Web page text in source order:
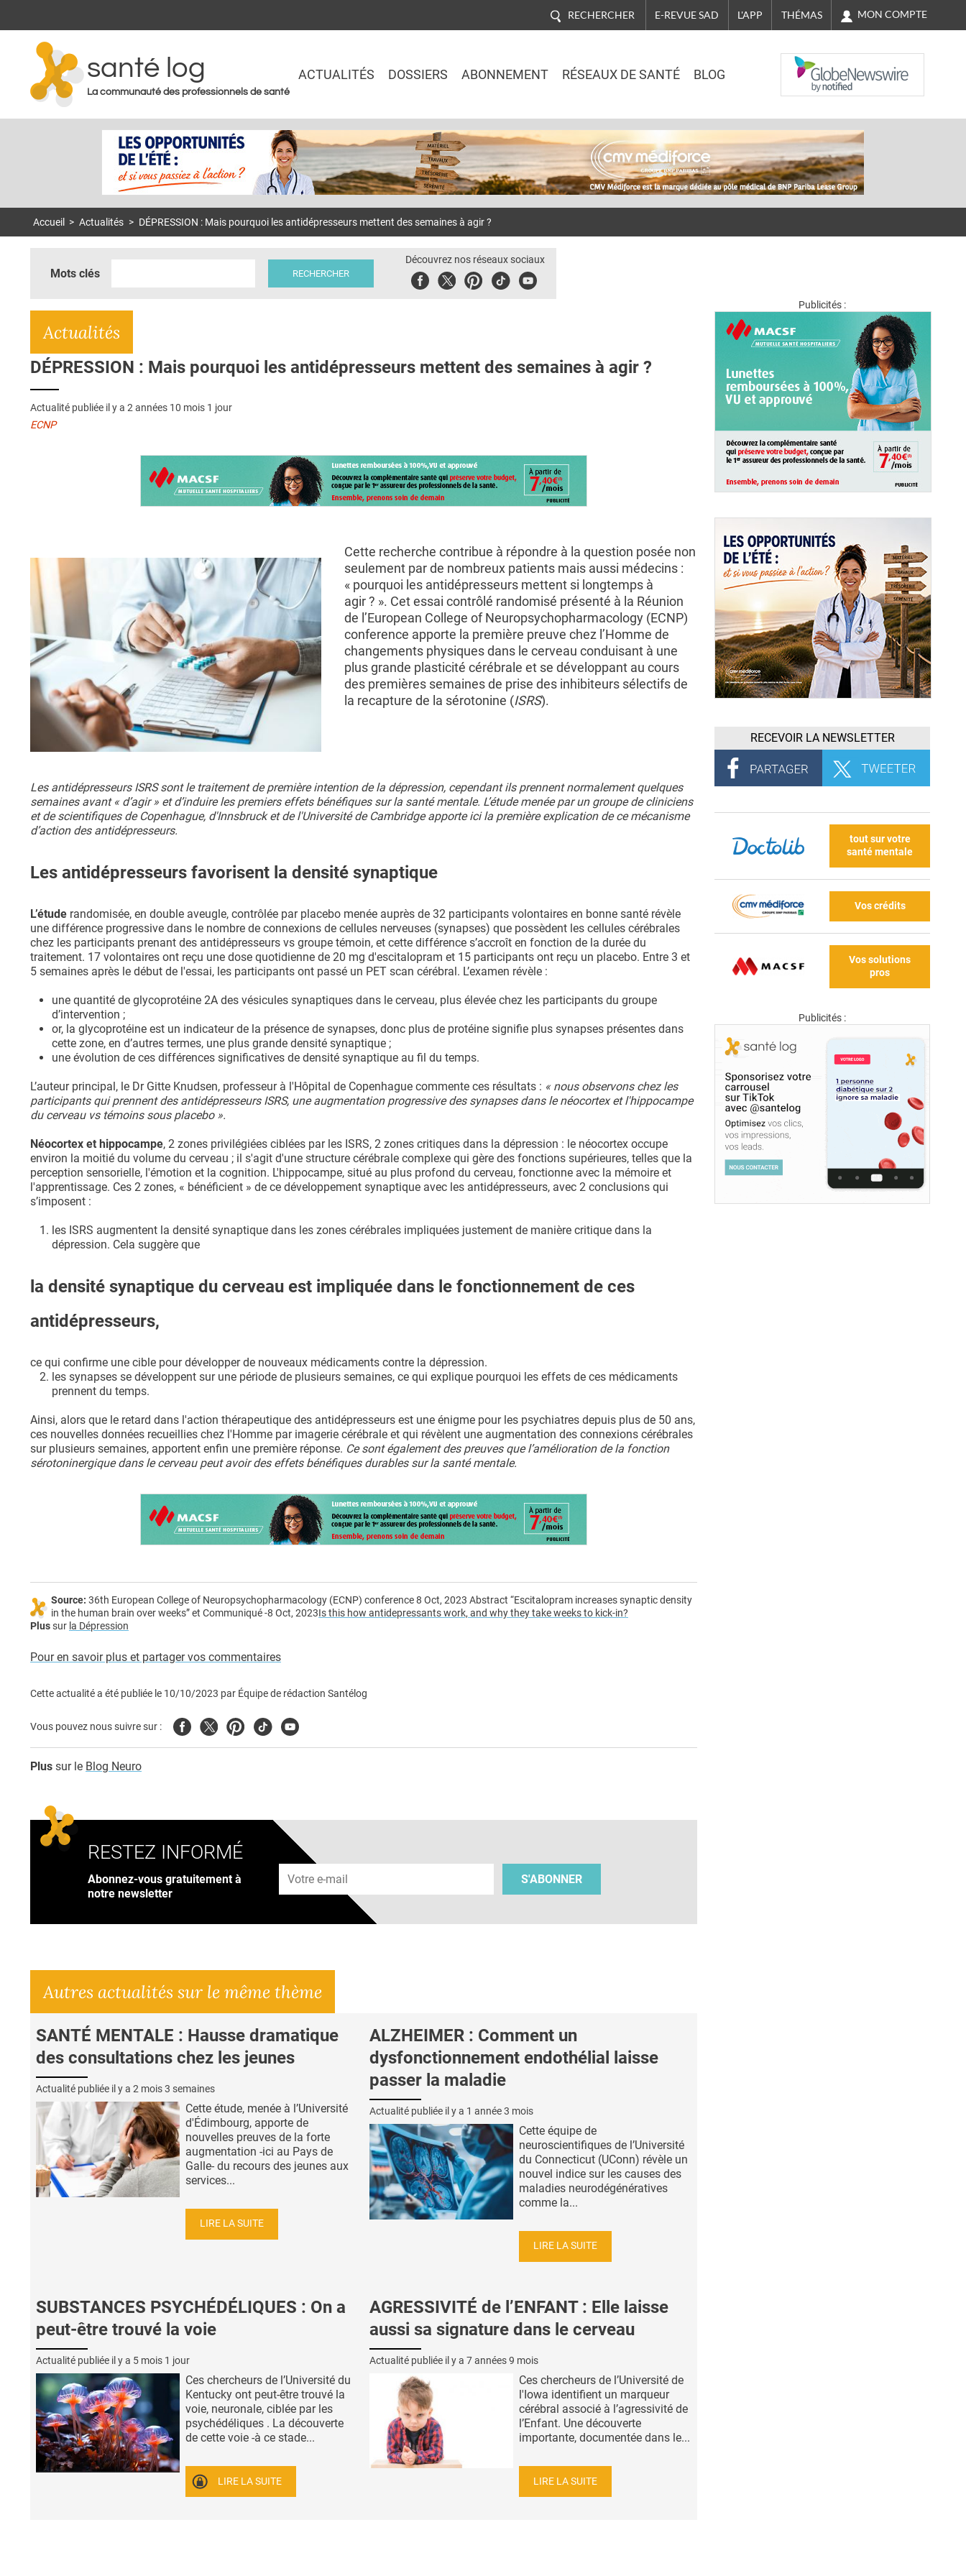
RECHERCHER E-REVUE SAD L'APP THÉMAS MON COMPTE
santé log
La communauté des professionnels de santé
ACTUALITÉS DOSSIERS ABONNEMENT RÉSEAUX DE SANTÉ BLOG
NASDAQ
Accueil > Actualités > DÉPRESSION : Mais pourquoi les antidépresseurs mettent des semaines à agir ?
Mots clés
Découvrez nos réseaux sociaux
FacebookTwitterPinterest
TiktokYoubute
Actualités
DÉPRESSION : Mais pourquoi les antidépresseurs mettent des semaines à agir ?
Actualité publiée il y a 2 années 10 mois 1 jour
ECNP
Cette recherche contribue à répondre à la question posée non
seulement par de nombreux patients mais aussi médecins :
« pourquoi les antidépresseurs mettent si longtemps à
agir ? ». Cet essai contrôlé randomisé présenté à la Réunion
de l’European College of Neuropsychopharmacology (ECNP)
conference apporte la première preuve chez l’Homme de
changements physiques dans le cerveau conduisant à une
plus grande plasticité cérébrale et se développant au cours
des premières semaines de prise des inhibiteurs sélectifs de
la recapture de la sérotonine (ISRS).
Les antidépresseurs ISRS sont le traitement de première intention de la dépression, cependant ils prennent normalement quelques
semaines avant « d’agir » et d’induire les premiers effets bénéfiques sur la santé mentale. L’étude menée par un groupe de cliniciens
et de scientifiques de Copenhague, d'Innsbruck et de l'Université de Cambridge apporte ici la première explication de ce mécanisme
d’action des antidépresseurs.
Les antidépresseurs favorisent la densité synaptique
L’étude randomisée, en double aveugle, contrôlée par placebo menée auprès de 32 participants volontaires en bonne santé révèle
une différence progressive dans le nombre de connexions de cellules nerveuses (synapses) que possèdent les cellules cérébrales
chez les participants prenant des antidépresseurs vs groupe témoin, et cette différence s’accroît en fonction de la durée du
traitement. 17 volontaires ont reçu une dose quotidienne de 20 mg d'escitalopram et 15 participants ont reçu un placebo. Entre 3 et
5 semaines après le début de l'essai, les participants ont passé un PET scan cérébral. L’examen révèle :
une quantité de glycoprotéine 2A des vésicules synaptiques dans le cerveau, plus élevée chez les participants du groupe
d’intervention ;
or, la glycoprotéine est un indicateur de la présence de synapses, donc plus de protéine signifie plus synapses présentes dans
cette zone, en d’autres termes, une plus grande densité synaptique ;
une évolution de ces différences significatives de densité synaptique au fil du temps.
L’auteur principal, le Dr Gitte Knudsen, professeur à l'Hôpital de Copenhague commente ces résultats : « nous observons chez les
participants qui prennent des antidépresseurs ISRS, une augmentation progressive des synapses dans le néocortex et l'hippocampe
du cerveau vs témoins sous placebo ».
Néocortex et hippocampe, 2 zones privilégiées ciblées par les ISRS, 2 zones critiques dans la dépression : le néocortex occupe
environ la moitié du volume du cerveau ; il s'agit d'une structure cérébrale complexe qui gère des fonctions supérieures, telles que la
perception sensorielle, l'émotion et la cognition. L'hippocampe, situé au plus profond du cerveau, fonctionne avec la mémoire et
l'apprentissage. Ces 2 zones, « bénéficient » de ce développement synaptique avec les antidépresseurs, avec 2 conclusions qui
s’imposent :
les ISRS augmentent la densité synaptique dans les zones cérébrales impliquées justement de manière critique dans la
dépression. Cela suggère que
la densité synaptique du cerveau est impliquée dans le fonctionnement de ces
antidépresseurs,
ce qui confirme une cible pour développer de nouveaux médicaments contre la dépression.
les synapses se développent sur une période de plusieurs semaines, ce qui explique pourquoi les effets de ces médicaments
prennent du temps.
Ainsi, alors que le retard dans l'action thérapeutique des antidépresseurs est une énigme pour les psychiatres depuis plus de 50 ans,
ces nouvelles données recueillies chez l'Homme par imagerie cérébrale et qui révèlent une augmentation des connexions cérébrales
sur plusieurs semaines, apportent enfin une première réponse. Ce sont également des preuves que l’amélioration de la fonction
sérotoninergique dans le cerveau peut avoir des effets bénéfiques durables sur la santé mentale.
Source: 36th European College of Neuropsychopharmacology (ECNP) conference 8 Oct, 2023 Abstract “Escitalopram increases synaptic density
in the human brain over weeks” et Communiqué -8 Oct, 2023Is this how antidepressants work, and why they take weeks to kick-in?
Plussur la Dépression
Pour en savoir plus et partager vos commentaires
Cette actualité a été publiée le 10/10/2023 par Équipe de rédaction Santélog
Vous pouvez nous suivre sur : FacebookTwitterPinterest
TiktokYoutube
Plus sur le Blog Neuro
RESTEZ INFORMÉ
Abonnez-vous gratuitement à
notre newsletter
Adresse e-mail
S'ABONNER
Autres actualités sur le même thème
SANTÉ MENTALE : Hausse dramatique
des consultations chez les jeunes
Actualité publiée il y a 2 mois 3 semaines
Cette étude, menée à l’Université
d'Édimbourg, apporte de
nouvelles preuves de la forte
augmentation -ici au Pays de
Galle- du recours des jeunes aux
services...
LIRE LA SUITE
ALZHEIMER : Comment un
dysfonctionnement endothélial laisse
passer la maladie
Actualité publiée il y a 1 année 3 mois
Cette équipe de
neuroscientifiques de l’Université
du Connecticut (UConn) révèle un
nouvel indice sur les causes des
maladies neurodégénératives
comme la...
LIRE LA SUITE
SUBSTANCES PSYCHÉDÉLIQUES : On a
peut-être trouvé la voie
Actualité publiée il y a 5 mois 1 jour
Ces chercheurs de l’Université du
Kentucky ont peut-être trouvé la
voie, neuronale, ciblée par les
psychédéliques . La découverte
de cette voie -à ce stade...
LIRE LA SUITE
AGRESSIVITÉ de l’ENFANT : Elle laisse
aussi sa signature dans le cerveau
Actualité publiée il y a 7 années 9 mois
Ces chercheurs de l’Université de
l'Iowa identifient un marqueur
cérébral associé à l’agressivité de
l’Enfant. Une découverte
importante, documentée dans le...
LIRE LA SUITE
Publicités :
RECEVOIR LA NEWSLETTER
tout sur votre
santé mentale
Vos crédits
Vos solutions
pros
Publicités :